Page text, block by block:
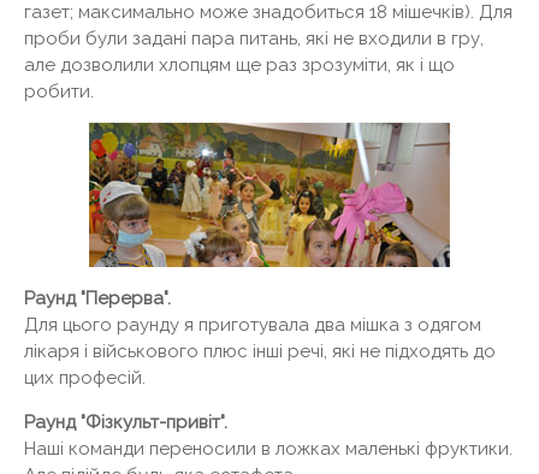
газет; максимально може знадобиться 18 мішечків). Для
проби були задані пара питань, які не входили в гру,
але дозволили хлопцям ще раз зрозуміти, як і що
робити.
Раунд "Перерва".
Для цього раунду я приготувала два мішка з одягом
лікаря і військового плюс інші речі, які не підходять до
цих професій.
Раунд "Фізкульт-привіт".
Наші команди переносили в ложках маленькі фруктики.